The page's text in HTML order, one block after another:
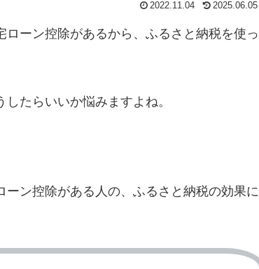
2022.11.04 2025.06.05
ーン控除があるから、ふるさと納税を使っ
たらいいか悩みますよね。
ン控除がある人の、ふるさと納税の効果に